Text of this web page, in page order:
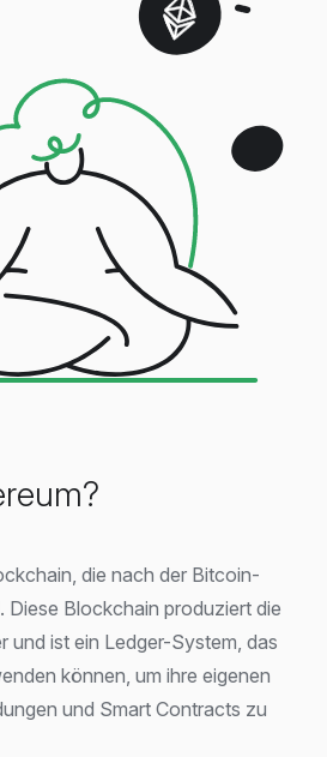
die nach der Bitcoin-
Diese Blockchain produziert die
und ist ein Ledger-System, das
können, um ihre eigenen
und Smart Contracts zu